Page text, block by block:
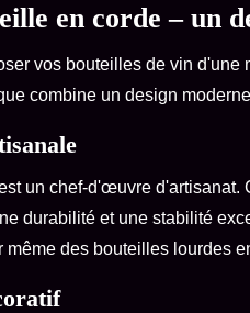
en corde – un
vos bouteilles de vin
combine un design
un chef-d'œuvre
durabilité et une stabilité
même des bouteilles lourdes